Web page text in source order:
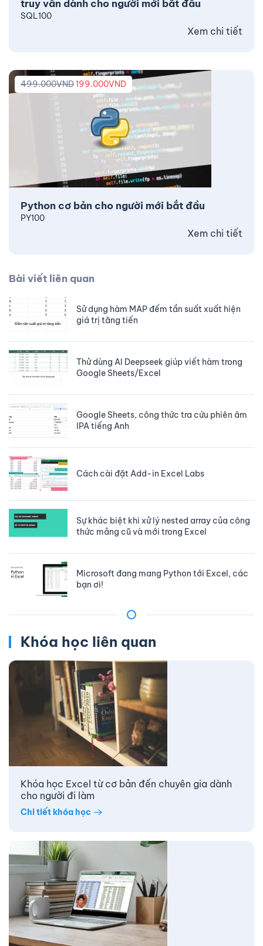
truy vấn dành cho người mới bắt đầu
SQL100
Xem chi tiết
Python cơ bản cho người mới bắt đầu
499.000VND199.000VND
PY100
Xem chi tiết
Bài viết liên quan
Sử dụng hàm MAP đếm tần suất xuất hiện
giá trị tăng tiến
Thử dùng AI Deepseek giúp viết hàm trong
Google Sheets/Excel
Google Sheets, công thức tra cứu phiên âm
IPA tiếng Anh
Cách cài đặt Add-in Excel Labs
Sự khác biệt khi xử lý nested array của công
thức mảng cũ và mới trong Excel
Microsoft đang mang Python tới Excel, các
bạn ơi!
Khóa học liên quan
Khóa học Excel từ cơ bản đến chuyên gia dành
cho người đi làm
Chi tiết khóa học